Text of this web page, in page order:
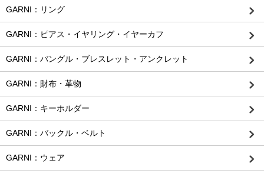
GARNI：リング
GARNI：ピアス・イヤリング・イヤーカフ
GARNI：バングル・ブレスレット・アンクレット
GARNI：財布・革物
GARNI：キーホルダー
GARNI：バックル・ベルト
GARNI：ウェア